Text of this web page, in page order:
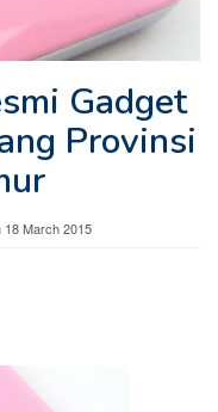
Gadget
Provinsi
18 March 2015